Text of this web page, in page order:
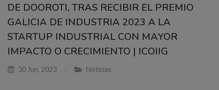
DE DOOROTI, TRAS RECIBIR EL PREMIO
GALICIA DE INDUSTRIA 2023 A LA
STARTUP INDUSTRIAL CON MAYOR
IMPACTO O CRECIMIENTO | ICOIIG
30 Jun, 2023 Noticias